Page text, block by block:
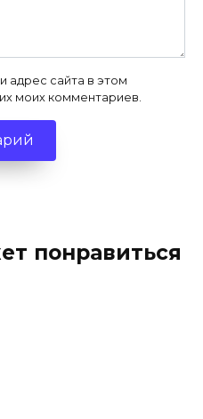
адрес сайта в этом
моих комментариев.
понравиться